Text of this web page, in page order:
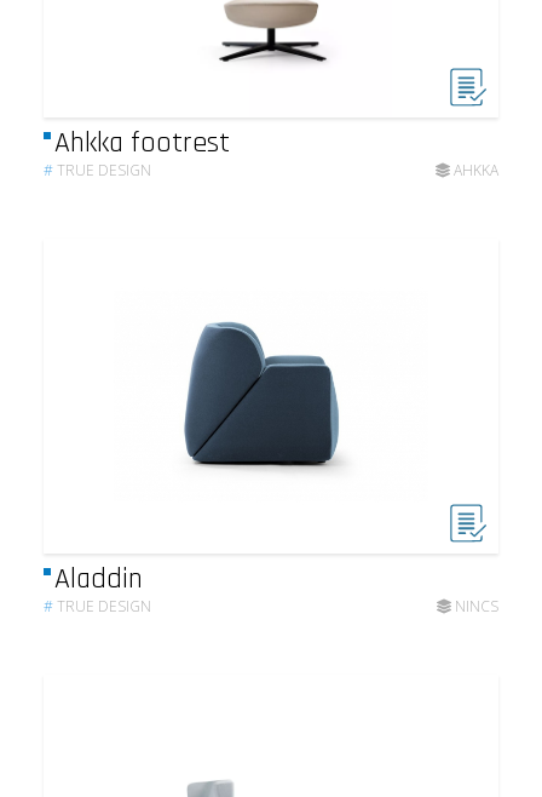
Ahkka footrest
#TRUE DESIGN AHKKA
Aladdin
#TRUE DESIGN NINCS